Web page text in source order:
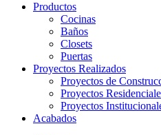
Productos
Cocinas
Baños
Closets
Puertas
Proyectos Realizados
Proyectos de
Proyectos
Proyectos
Acabados